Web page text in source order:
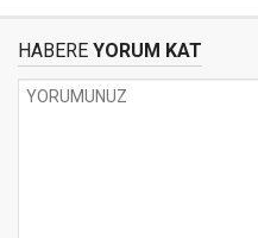
HABERE YORUM KAT